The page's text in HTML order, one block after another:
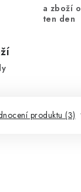
a zboží
ten den
produktu (3)